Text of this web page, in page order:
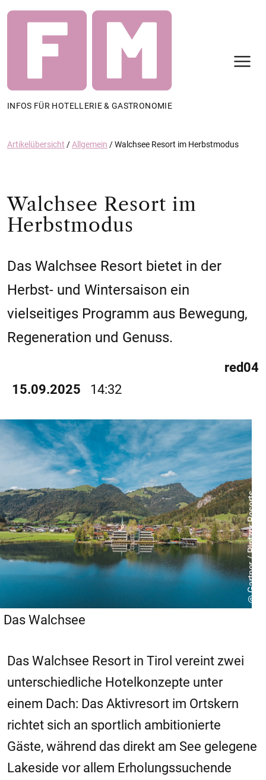
INFOS FÜR HOTELLERIE & GASTRONOMIE
Artikelübersicht /Allgemein /Walchsee Resort im Herbstmodus
Walchsee Resort im
Herbstmodus
Das Walchsee Resort bietet in der
Herbst- und Wintersaison ein
vielseitiges Programm aus Bewegung,
Regeneration und Genuss.
15.09.2025 14:32
red04
@ Gartner / Pletzer Resorts
Das Walchsee
Das Walchsee Resort in Tirol vereint zwei
unterschiedliche Hotelkonzepte unter
einem Dach: Das Aktivresort im Ortskern
richtet sich an sportlich ambitionierte
Gäste, während das direkt am See gelegene
Lakeside vor allem Erholungssuchende